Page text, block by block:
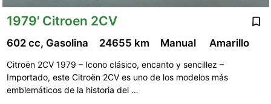
1979' Citroen 2CV
602 cc, Gasolina 24655 km Manual Amarillo
Citroën 2CV 1979 – Icono clásico, encanto y sencillez –
Importado, este Citroën 2CV es uno de los modelos más
emblemáticos de la historia del …